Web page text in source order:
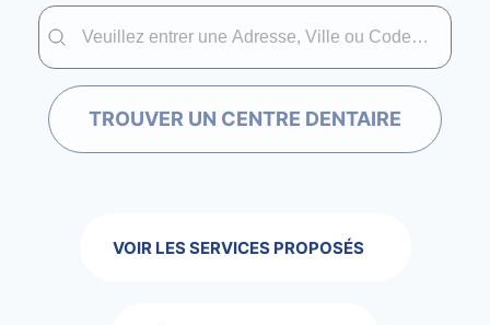
Trouver un centre dentaire Dentimad près de
Trouver un centre dentaire Dentimad près de chez vous
TROUVER UN CENTRE DENTAIRE
VOIR LES SERVICES PROPOSÉS